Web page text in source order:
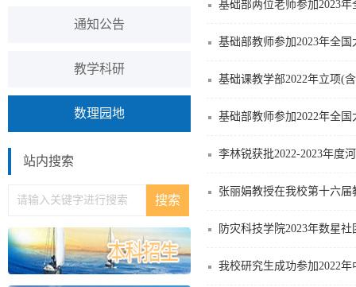
通知公告
教学科研
数理园地
站内搜索
基础部两位老师参加2023
基础部教师参加2023年全
基础课教学部2022年立项(
基础部教师参加2022年全
李林锐获批2022-2023年度
张丽娟教授在我校第十六
防灾科技学院2023年数星
我校研究生成功参加2022